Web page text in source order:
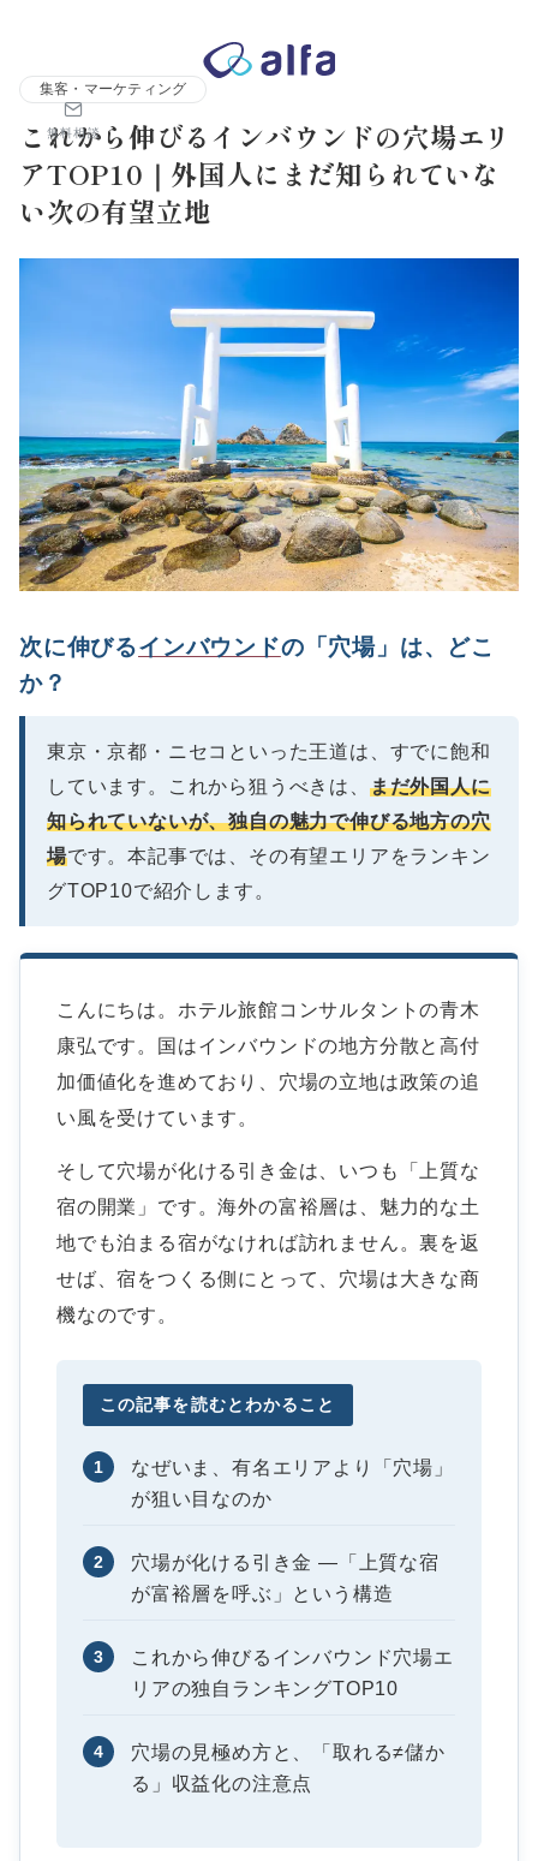
無料相談
株式会社アルファコンサルティング｜ホテル・旅館・観光業の事
集客・マーケティング
これから伸びるインバウンドの穴場エリ
アTOP10｜外国人にまだ知られていな
い次の有望立地
次に伸びるインバウンドの「穴場」は、どこ
か？
東京・京都・ニセコといった王道は、すでに飽和
しています。これから狙うべきは、 まだ外国人に
知られていないが、独自の魅力で伸びる地方の穴
場です。本記事では、その有望エリアをランキン
グTOP10で紹介します。
こんにちは。ホテル旅館コンサルタントの青木
康弘です。国はインバウンドの地方分散と高付
加価値化を進めており、穴場の立地は政策の追
い風を受けています。
そして穴場が化ける引き金は、いつも「上質な
宿の開業」です。海外の富裕層は、魅力的な土
地でも泊まる宿がなければ訪れません。裏を返
せば、宿をつくる側にとって、穴場は大きな商
機なのです。
この記事を読むとわかること
1
なぜいま、有名エリアより「穴場」
が狙い目なのか
2
穴場が化ける引き金 ―「上質な宿
が富裕層を呼ぶ」という構造
3
これから伸びるインバウンド穴場エ
リアの独自ランキングTOP10
4
穴場の見極め方と、「取れる≠儲か
る」収益化の注意点